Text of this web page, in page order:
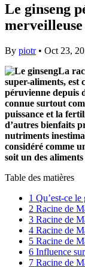
Le ginseng
merveilleuse
By piotr• Oct 23,
La
super-aliments, est
péruvienne depuis
connue surtout
puissance et la
d’autres bienfaits
nutriments
considéré comme
soit un des
Table des matières
1 Qu’est-ce
2 Racine de
3 Racine de
4 Racine de
5 Racine de
6 Influence
7 Racine de